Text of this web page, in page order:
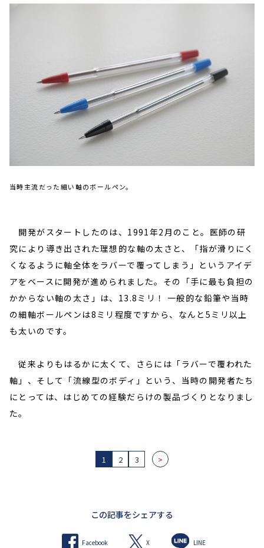
当時主流だった細い軸のボールペン。
開発がスタートしたのは、1991年2月のこと。医師の研
究により導き出された理想的な軸の太さと、「指が滑りにく
くなるように軸全体をラバーで覆ってしまう」というアイデ
アをベースに開発が進められました。その「手に最も負担の
かからない軸の太さ」は、13.8ミリ！ 一般的な鉛筆や当時
の細軸ボールペンは8ミリ程度ですから、なんと5ミリ以上
も太いのです。
従来よりもはるかに太くて、さらには「ラバーで覆われた
軸」、そして「流線型のボディ」という、当時の開発者たち
にとっては、はじめての経験だらけの製品づくりとなりまし
た。
1 2 3 >
この記事をシェアする
Facebook X LINE